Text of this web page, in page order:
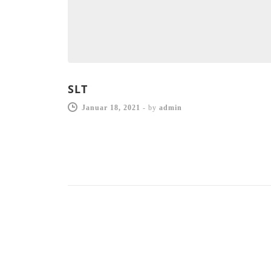
SLT
Januar 18, 2021 - by admin